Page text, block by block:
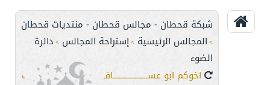
شبكة قحطان - مجالس قحطان - منتديات قحطان
> المجالس الرئيسية >إستراحة المجالس > دائرة
الضوء
اخوكم ابو عســـــــــــــــــــاف على كرسي التعارف